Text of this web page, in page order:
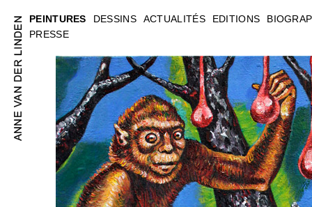
PEINTURES
PRESSE
DESSINS ACTUALITÉS EDITIONS